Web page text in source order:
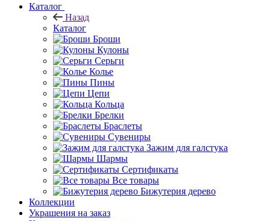
Каталог
Назад
Каталог
Броши
Кулоны
Серьги
Колье
Пины
Цепи
Кольца
Брелки
Браслеты
Сувениры
Зажим для галстука
Шармы
Сертификаты
Все товары
Бижутерия дерево
Коллекции
Украшения на заказ